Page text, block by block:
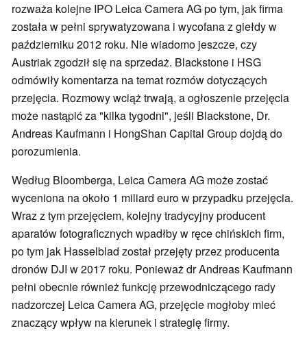
rozważa kolejne IPO Leica Camera AG po tym, jak firma
została w pełni sprywatyzowana i wycofana z giełdy w
październiku 2012 roku. Nie wiadomo jeszcze, czy
Austriak zgodził się na sprzedaż. Blackstone i HSG
odmówiły komentarza na temat rozmów dotyczących
przejęcia. Rozmowy wciąż trwają, a ogłoszenie przejęcia
może nastąpić za "kilka tygodni", jeśli Blackstone, Dr.
Andreas Kaufmann i HongShan Capital Group dojdą do
porozumienia.
Według Bloomberga, Leica Camera AG może zostać
wyceniona na około 1 miliard euro w przypadku przejęcia.
Wraz z tym przejęciem, kolejny tradycyjny producent
aparatów fotograficznych wpadłby w ręce chińskich firm,
po tym jak Hasselblad został przejęty przez producenta
dronów DJI w 2017 roku. Ponieważ dr Andreas Kaufmann
pełni obecnie również funkcję przewodniczącego rady
nadzorczej Leica Camera AG, przejęcie mogłoby mieć
znaczący wpływ na kierunek i strategię firmy.